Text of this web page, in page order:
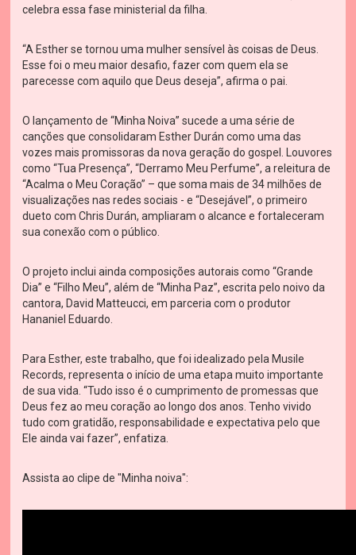
celebra essa fase ministerial da filha.
“A Esther se tornou uma mulher sensível às coisas de Deus.
Esse foi o meu maior desafio, fazer com quem ela se
parecesse com aquilo que Deus deseja”, afirma o pai.
O lançamento de “Minha Noiva” sucede a uma série de
canções que consolidaram Esther Durán como uma das
vozes mais promissoras da nova geração do gospel. Louvores
como “Tua Presença”, “Derramo Meu Perfume”, a releitura de
“Acalma o Meu Coração” – que soma mais de 34 milhões de
visualizações nas redes sociais - e “Desejável”, o primeiro
dueto com Chris Durán, ampliaram o alcance e fortaleceram
sua conexão com o público.
O projeto inclui ainda composições autorais como “Grande
Dia” e “Filho Meu”, além de “Minha Paz”, escrita pelo noivo da
cantora, David Matteucci, em parceria com o produtor
Hananiel Eduardo.
Para Esther, este trabalho, que foi idealizado pela Musile
Records, representa o início de uma etapa muito importante
de sua vida. “Tudo isso é o cumprimento de promessas que
Deus fez ao meu coração ao longo dos anos. Tenho vivido
tudo com gratidão, responsabilidade e expectativa pelo que
Ele ainda vai fazer”, enfatiza.
Assista ao clipe de "Minha noiva":